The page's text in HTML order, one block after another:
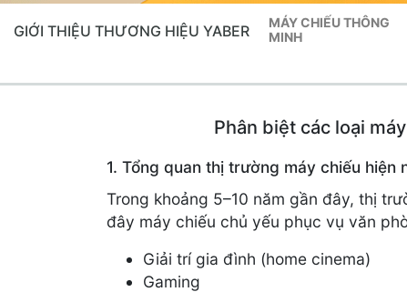
GIỚI THIỆU THƯƠNG HIỆU YABER
MÁY CHIẾU THÔNG
MINH
Phân biệt các loại
1. Tổng quan thị trường máy chiếu hiện
Trong khoảng 5–10 năm gần đây, thị
đây máy chiếu chủ yếu phục vụ văn
Giải trí gia đình (home cinema)
Gaming